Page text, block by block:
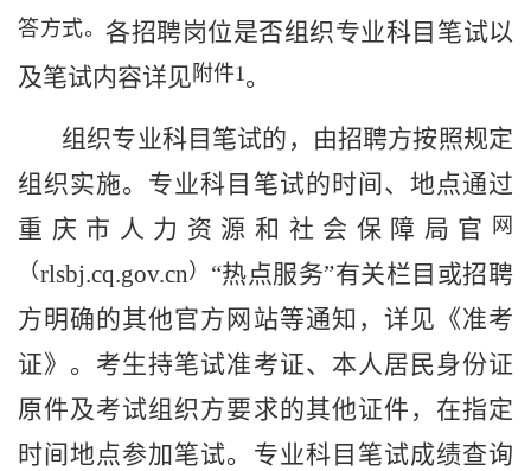
答方式。各招聘岗位是否组织专业科目笔试以
及笔试内容详见 附件1。
组织专业科目笔试的， 由招聘方按照规定
组织实施。 专业科目笔试的时间、地点通过
重庆 市 人力资源和社会保障 局官 网
（rlsbj.cq.gov.cn） “热点服务”有关栏目或招聘
方明确的其他官方网站等通知，详见《准考
证》。考生持笔试准考证、本人居民身份证
原件及考试组织方要求的其他证件，在指定
时间地点参加笔试。专业科目笔试成绩查询